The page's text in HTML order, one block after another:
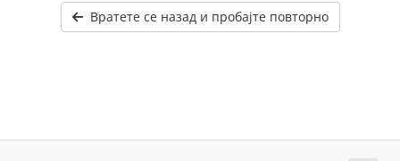
Вратете се назад и пробајте повторно